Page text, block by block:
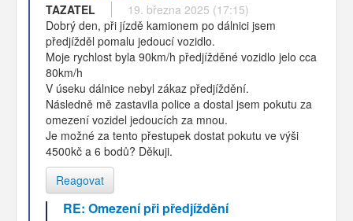
TAZATEL
19. března 2025 (17:15)
Dobrý den, při jízdě kamionem po dálnici jsem
předjížděl pomalu jedoucí vozidlo.
Moje rychlost byla 90km/h předjížděné vozidlo jelo cca
80km/h
V úseku dálnice nebyl zákaz předjíždění.
Následně mě zastavila police a dostal jsem pokutu za
omezení vozidel jedoucích za mnou.
Je možné za tento přestupek dostat pokutu ve výši
4500kč a 6 bodů? Děkuji.
Reagovat
RE: Omezení při předjíždění